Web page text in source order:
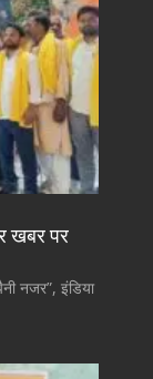
खबर पर
नजर”, इंडिया